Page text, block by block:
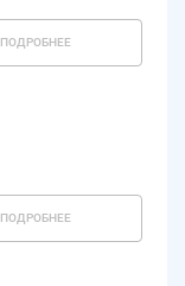
ПОДРОБНЕЕ
ПОДРОБНЕЕ